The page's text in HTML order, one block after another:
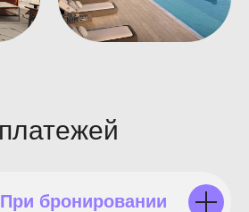
При бронировании